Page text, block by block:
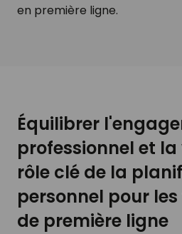
en première ligne.
Équilibrer
professionnel et la
rôle clé de la
personnel pour
de première ligne